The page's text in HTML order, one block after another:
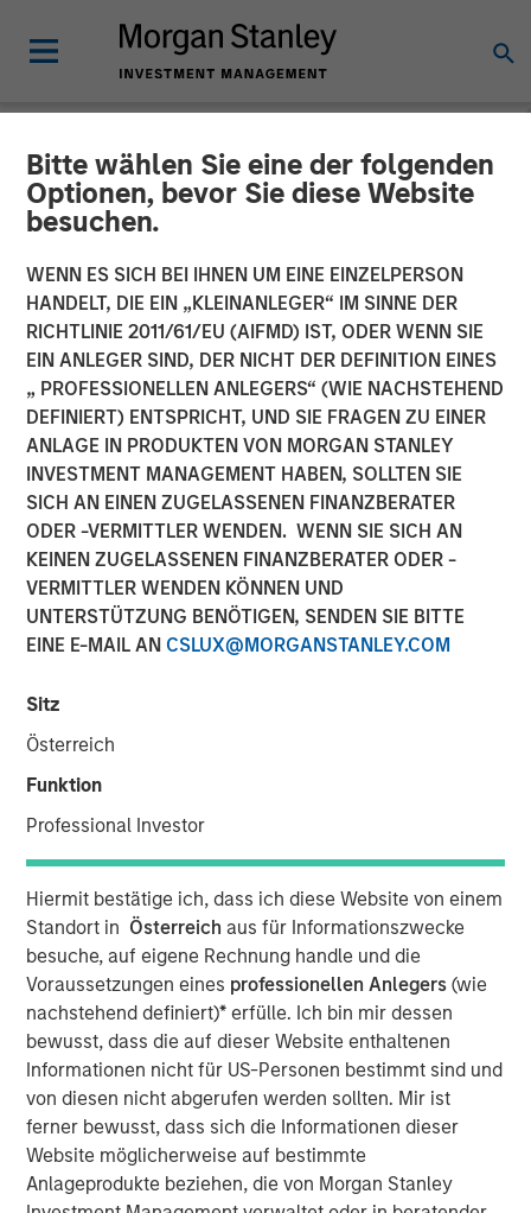
Bitte wählen Sie eine der folgenden
Optionen, bevor Sie diese Website
besuchen.
WENN ES SICH BEI IHNEN UM EINE EINZELPERSON
HANDELT, DIE EIN „KLEINANLEGER“ IM SINNE DER
RICHTLINIE 2011/61/EU (AIFMD) IST, ODER WENN SIE
EIN ANLEGER SIND, DER NICHT DER DEFINITION EINES
„ PROFESSIONELLEN ANLEGERS“ (WIE NACHSTEHEND
DEFINIERT) ENTSPRICHT, UND SIE FRAGEN ZU EINER
ANLAGE IN PRODUKTEN VON MORGAN STANLEY
INVESTMENT MANAGEMENT HABEN, SOLLTEN SIE
SICH AN EINEN ZUGELASSENEN FINANZBERATER
ODER -VERMITTLER WENDEN. WENN SIE SICH AN
KEINEN ZUGELASSENEN FINANZBERATER ODER -
VERMITTLER WENDEN KÖNNEN UND
UNTERSTÜTZUNG BENÖTIGEN, SENDEN SIE BITTE
EINE E-MAIL AN CSLUX@MORGANSTANLEY.COM
Sitz
Österreich
Funktion
Professional Investor
Hiermit bestätige ich, dass ich diese Website von einem
Standort in Österreich aus für Informationszwecke
besuche, auf eigene Rechnung handle und die
Voraussetzungen eines professionellen Anlegers(wie
nachstehend definiert)* erfülle. Ich bin mir dessen
bewusst, dass die auf dieser Website enthaltenen
Informationen nicht für US-Personen bestimmt sind und
von diesen nicht abgerufen werden sollten. Mir ist
ferner bewusst, dass sich die Informationen dieser
Website möglicherweise auf bestimmte
Anlageprodukte beziehen, die von Morgan Stanley
NEWSROOM
Press Release to the
Announcement pursuant to
Section 14 para. 3 sentence
1 no. 2 of the German
Securities Acquisition and
Takeover Act
(Wertpapiererwerbs- und
Übernahmegesetz – WpÜG)
01 FEBRUAR 2021
Kublai GmbH Frankfurt am Main Germany
Press Release to the Announcement pursuant to Section
14 para. 3 sentence 1 no. 2 of the German Securities
Acquisition and Takeover Act (Wertpapiererwerbs- und
Übernahmegesetz – WpÜG)
NOT FOR RELEASE, PUBLICATION OR DISTRIBUTION (IN
WHOLE OR IN PART) IN, INTO OR FROM ANY
JURISDICTION WHERE SUCH RELEASE, PUBLICATION
OR DISTRIBUTION WOULD CONSTITUTE A VIOLATION
OF THE RELEVANT LAWS OF SUCH JURISDICTION.
As of today, the offer document for the voluntary public
takeover offer (cash offer) of Kublai GmbH, Frankfurt am
Main, Germany, an affiliate of funds managed and